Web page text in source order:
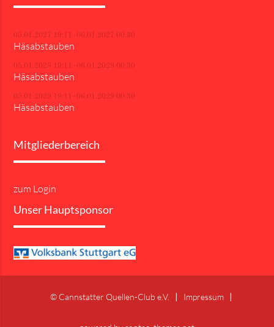
05.01.2027 19:11–06.01.2027 00:30
Häsabstauben
05.01.2028 19:11–06.01.2028 00:30
Häsabstauben
05.01.2029 19:11–06.01.2029 00:30
Häsabstauben
Mitgliederbereich
zum Login
Unser Hauptsponsor
© Cannstatter Quellen-Club e.V. Impressum